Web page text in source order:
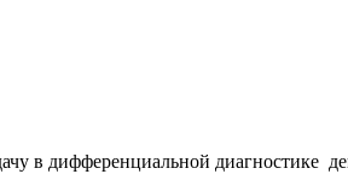
в дифференциальной диагностике